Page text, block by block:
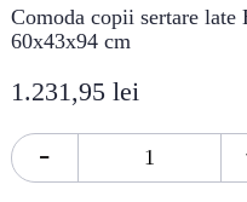
Comoda copii sertare
60x43x94 cm
1.231,95 lei
-